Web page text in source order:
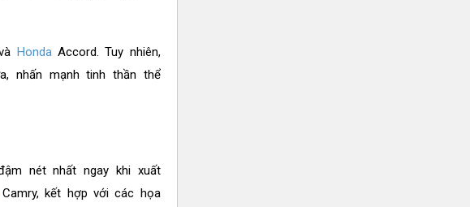
Honda Accord. Tuy nhiên,
nhấn mạnh tinh thần thể
nét nhất ngay khi xuất
Camry, kết hợp với các họa